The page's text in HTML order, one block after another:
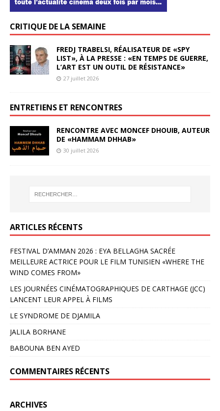
CRITIQUE DE LA SEMAINE
FREDJ TRABELSI, RÉALISATEUR DE «SPY
LIST», À LA PRESSE : «EN TEMPS DE GUERRE,
L’ART EST UN OUTIL DE RÉSISTANCE»
27 juillet 2026
ENTRETIENS ET RENCONTRES
RENCONTRE AVEC MONCEF DHOUIB, AUTEUR
DE «HAMMAM DHHAB»
30 juillet 2026
ARTICLES RÉCENTS
FESTIVAL D’AMMAN 2026 : EYA BELLAGHA SACRÉE
MEILLEURE ACTRICE POUR LE FILM TUNISIEN «WHERE THE
WIND COMES FROM»
LES JOURNÉES CINÉMATOGRAPHIQUES DE CARTHAGE (JCC)
LANCENT LEUR APPEL À FILMS
LE SYNDROME DE DJAMILA
JALILA BORHANE
BABOUNA BEN AYED
COMMENTAIRES RÉCENTS
ARCHIVES